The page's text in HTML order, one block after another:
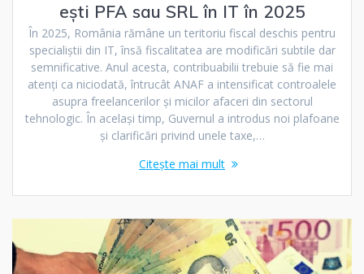
ești PFA sau SRL în IT în 2025
În 2025, România rămâne un teritoriu fiscal deschis pentru
specialiștii din IT, însă fiscalitatea are modificări subtile dar
semnificative. Anul acesta, contribuabilii trebuie să fie mai
atenți ca niciodată, întrucât ANAF a intensificat controalele
asupra freelancerilor și micilor afaceri din sectorul
tehnologic. În același timp, Guvernul a introdus noi plafoane
și clarificări privind unele taxe,…
Citește mai mult